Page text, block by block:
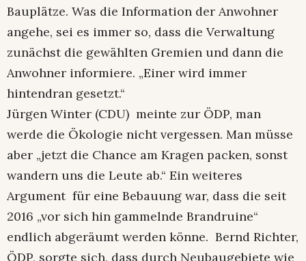
Bauplätze. Was die Information der Anwohner
angehe, sei es immer so, dass die Verwaltung
zunächst die gewählten Gremien und dann die
Anwohner informiere. „Einer wird immer
hintendran gesetzt.“
Jürgen Winter (CDU) meinte zur ÖDP, man
werde die Ökologie nicht vergessen. Man müsse
aber „jetzt die Chance am Kragen packen, sonst
wandern uns die Leute ab.“ Ein weiteres
Argument für eine Bebauung war, dass die seit
2016 „vor sich hin gammelnde Brandruine“
endlich abgeräumt werden könne. Bernd Richter,
ÖDP, sorgte sich, dass durch Neubaugebiete wie